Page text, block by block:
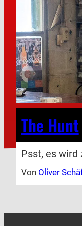
The Hunt
Psst, es wird
Von Oliver